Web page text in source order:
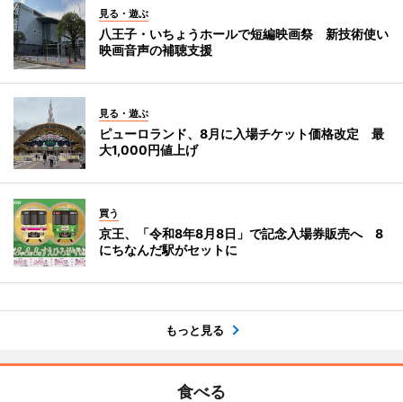
見る・遊ぶ
八王子・いちょうホールで短編映画祭 新技術使い
映画音声の補聴支援
見る・遊ぶ
ピューロランド、8月に入場チケット価格改定 最
大1,000円値上げ
買う
京王、「令和8年8月8日」で記念入場券販売へ 8
にちなんだ駅がセットに
もっと見る
食べる